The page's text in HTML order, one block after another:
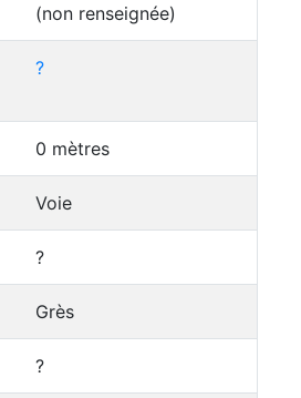
(non renseignée)
?
0 mètres
Voie
?
Grès
?